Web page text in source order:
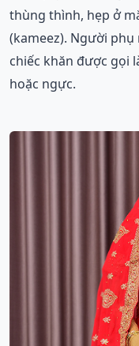
thùng thình, hẹp ở
(kameez). Người
chiếc khăn được gọi
hoặc ngực.